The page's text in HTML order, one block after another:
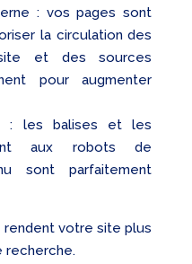
: vos pages sont
la circulation des
et des sources
pour augmenter
: les balises et les
aux robots de
sont parfaitement
rendent votre site plus
recherche.